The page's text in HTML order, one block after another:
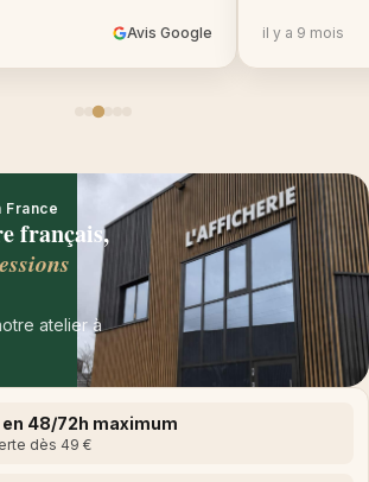
Avis Google il y a 9 mois
France
français,
atelier à
en 48/72h maximum
dès 49 €